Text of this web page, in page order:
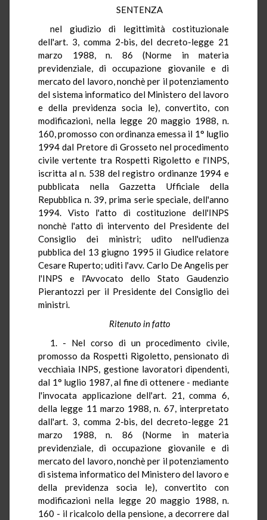
SENTENZA
nel giudizio di legittimità costituzionale
dell'art. 3, comma 2-bis, del decreto-legge 21
marzo 1988, n. 86 (Norme in materia
previdenziale, di occupazione giovanile e di
mercato del lavoro, nonchè per il potenziamento
del sistema informatico del Ministero del lavoro
e della previdenza socia le), convertito, con
modificazioni, nella legge 20 maggio 1988, n.
160, promosso con ordinanza emessa il 1° luglio
1994 dal Pretore di Grosseto nel procedimento
civile vertente tra Rospetti Rigoletto e l'INPS,
iscritta al n. 538 del registro ordinanze 1994 e
pubblicata nella Gazzetta Ufficiale della
Repubblica n. 39, prima serie speciale, dell'anno
1994. Visto l'atto di costituzione dell'INPS
nonchè l'atto di intervento del Presidente del
Consiglio dei ministri; udito nell'udienza
pubblica del 13 giugno 1995 il Giudice relatore
Cesare Ruperto; uditi l'avv. Carlo De Angelis per
l'INPS e l'Avvocato dello Stato Gaudenzio
Pierantozzi per il Presidente del Consiglio dei
ministri.
Ritenuto in fatto
1. - Nel corso di un procedimento civile,
promosso da Rospetti Rigoletto, pensionato di
vecchiaia INPS, gestione lavoratori dipendenti,
dal 1° luglio 1987, al fine di ottenere - mediante
l'invocata applicazione dell'art. 21, comma 6,
della legge 11 marzo 1988, n. 67, interpretato
dall'art. 3, comma 2-bis, del decreto-legge 21
marzo 1988, n. 86 (Norme in materia
previdenziale, di occupazione giovanile e di
mercato del lavoro, nonchè per il potenziamento
di sistema informatico del Ministero del lavoro e
della previdenza socia le), convertito con
modificazioni nella legge 20 maggio 1988, n.
160 - il ricalcolo della pensione, a decorrere dal